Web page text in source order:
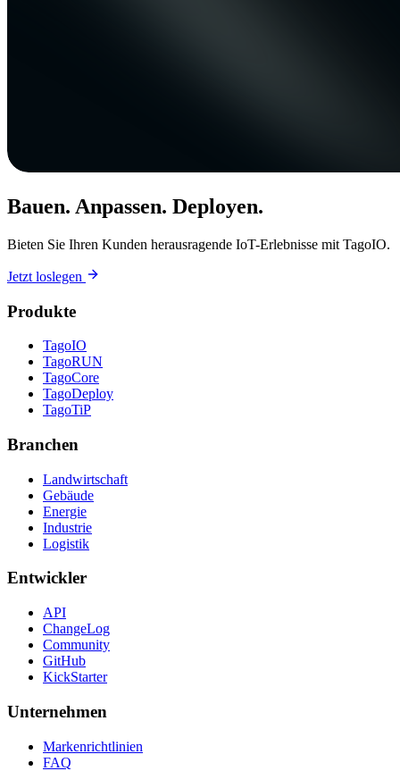
Bauen. Anpassen. Deployen.
Bieten Sie Ihren Kunden herausragende IoT-Erlebnisse mit TagoIO.
Jetzt loslegen
Produkte
TagoIO
TagoRUN
TagoCore
TagoDeploy
TagoTiP
Branchen
Landwirtschaft
Gebäude
Energie
Industrie
Logistik
Entwickler
API
ChangeLog
Community
GitHub
KickStarter
Unternehmen
Markenrichtlinien
FAQ